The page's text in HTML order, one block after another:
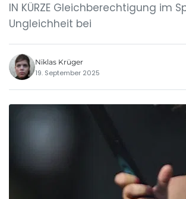
IN KÜRZE Gleichberechtigung
Ungleichheit bei
Niklas Krüger
19. September 2025